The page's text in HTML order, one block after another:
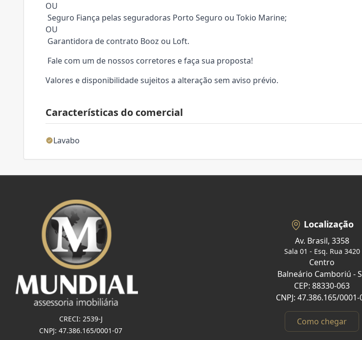
Características do comercial
Lavabo
OU
Seguro Fiança pelas seguradoras Porto Seguro ou Tokio Marine;
OU
Garantidora de contrato Booz ou Loft.
Fale com um de nossos corretores e faça sua proposta!
Valores e disponibilidade sujeitos a alteração sem aviso prévio.
CRECI: 2539-J
CNPJ: 47.386.165/0001-07
Localização
Av. Brasil, 3358
Sala 01 - Esq. Rua 3420
Centro
Balneário Camboriú -
CEP: 88330-063
CNPJ: 47.386.165/0001-
Como chegar